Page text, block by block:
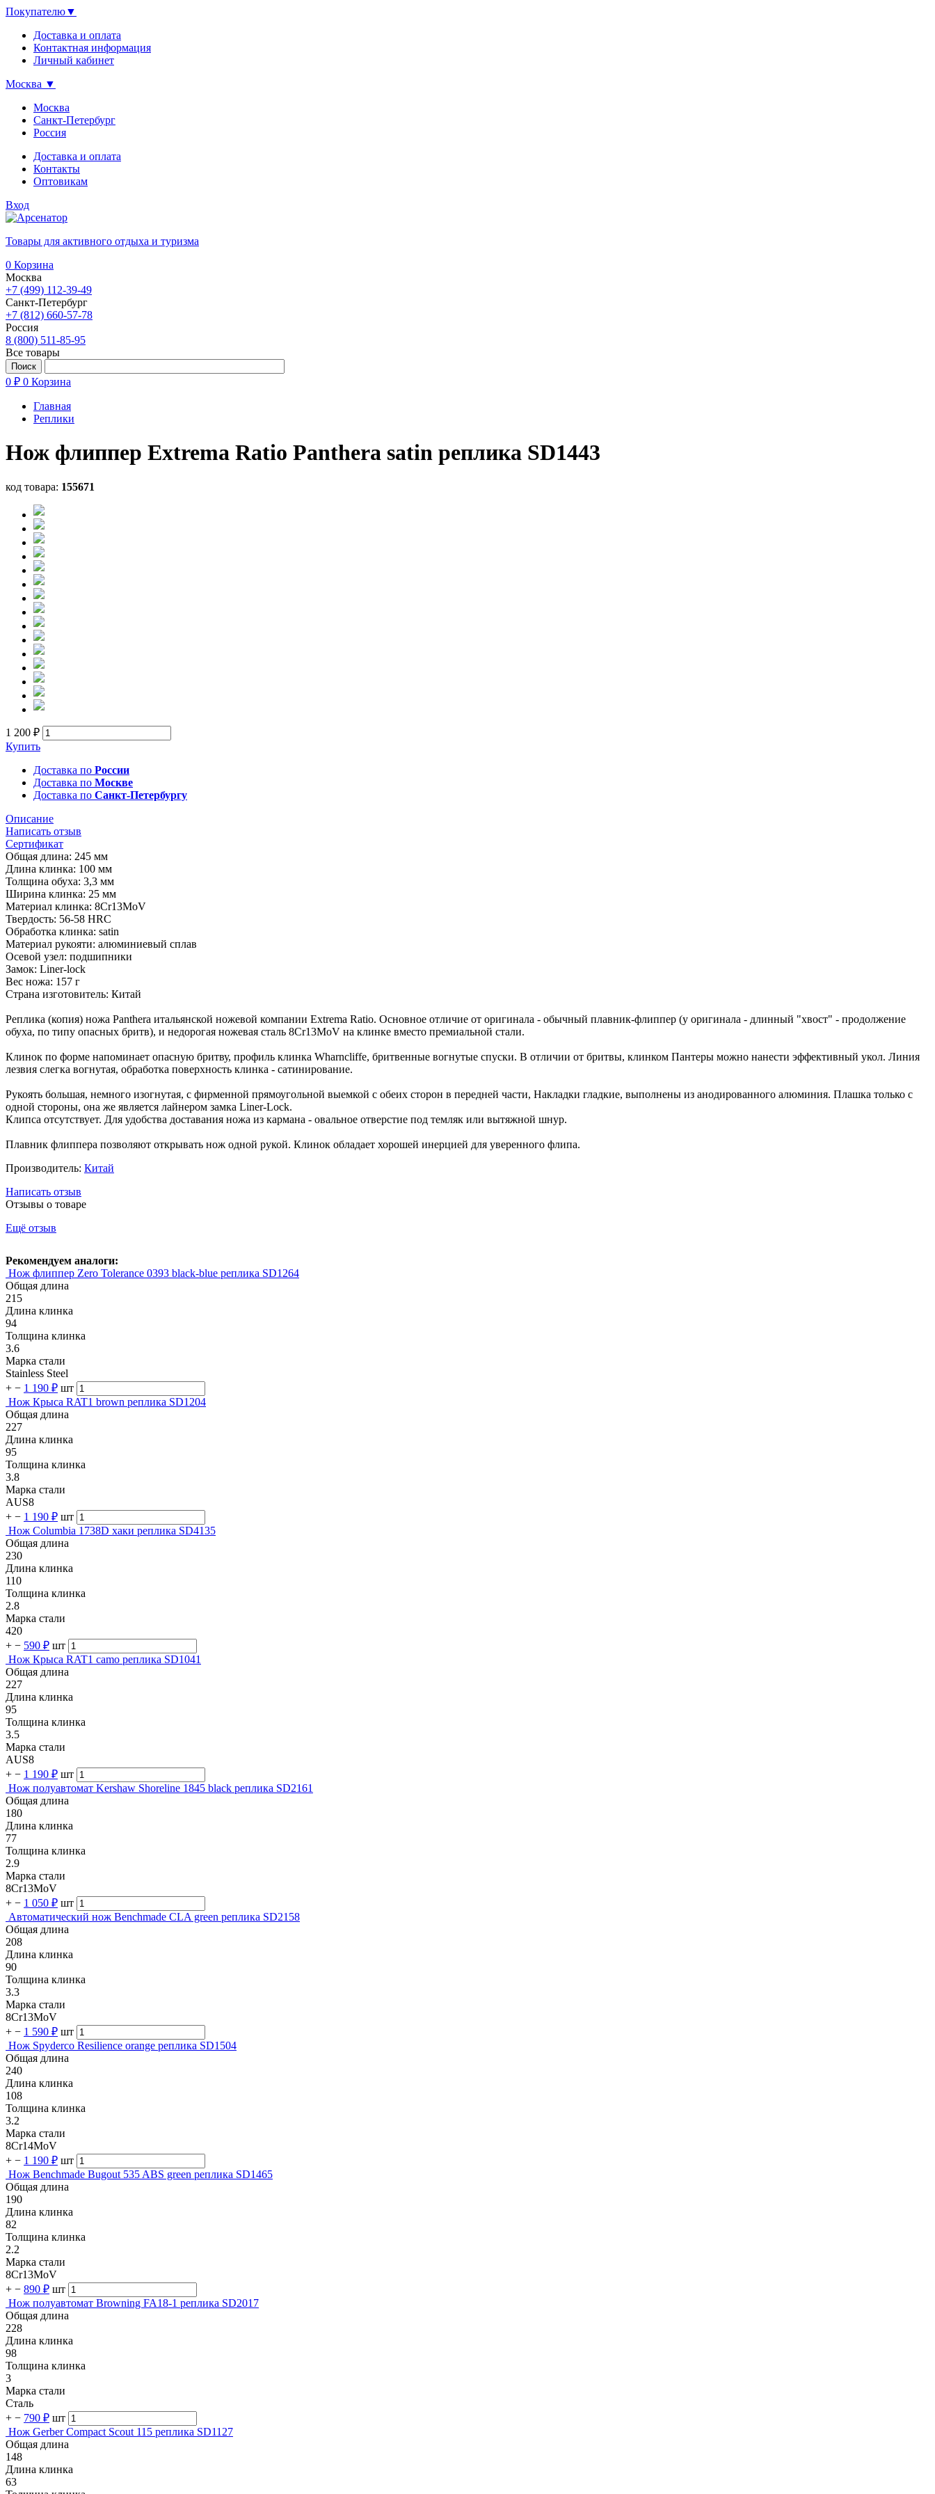
Покупателю▼
Доставка и оплата
Контактная информация
Личный кабинет
Москва ▼
Москва
Санкт-Петербург
Россия
Доставка и оплата
Контакты
Оптовикам
Вход
Товары для активного отдыха и туризма
0 Корзина
Москва
+7 (499) 112-39-49
Санкт-Петербург
+7 (812) 660-57-78
Россия
8 (800) 511-85-95
Все товары
0 ₽ 0 Корзина
Главная
Реплики
Нож флиппер Extrema Ratio Panthera satin реплика SD1443
код товара: 155671
1 200 ₽
Купить
Доставка по России
Доставка по Москве
Доставка по Санкт-Петербургу
Описание
Написать отзыв
Сертификат
Общая длина: 245 мм
Длина клинка: 100 мм
Толщина обуха: 3,3 мм
Ширина клинка: 25 мм
Материал клинка: 8Cr13MoV
Твердость: 56-58 HRC
Обработка клинка: satin
Материал рукояти: алюминиевый сплав
Осевой узел: подшипники
Замок: Liner-lock
Вес ножа: 157 г
Страна изготовитель: Китай
Реплика (копия) ножа Panthera итальянской ножевой компании Extrema Ratio. Основное отличие от оригинала - обычный плавник-флиппер (у оригинала - длинный "хвост" - продолжение
обуха, по типу опасных бритв), и недорогая ножевая сталь 8Cr13MoV на клинке вместо премиальной стали.
Клинок по форме напоминает опасную бритву, профиль клинка Wharncliffe, бритвенные вогнутые спуски. В отличии от бритвы, клинком Пантеры можно нанести эффективный укол. Линия
лезвия слегка вогнутая, обработка поверхность клинка - сатинирование.
Рукоять большая, немного изогнутая, с фирменной прямоугольной выемкой с обеих сторон в передней части, Накладки гладкие, выполнены из анодированного алюминия. Плашка только с
одной стороны, она же является лайнером замка Liner-Lock.
Клипса отсутствует. Для удобства доставания ножа из кармана - овальное отверстие под темляк или вытяжной шнур.
Плавник флиппера позволяют открывать нож одной рукой. Клинок обладает хорошей инерцией для уверенного флипа.
Производитель: Китай
Написать отзыв
Отзывы о товаре
Ещё отзыв
Рекомендуем аналоги:
Нож флиппер Zero Tolerance 0393 black-blue реплика SD1264
Общая длина
215
Длина клинка
94
Толщина клинка
3.6
Марка стали
Stainless Steel
+ − 1 190 ₽ шт
Нож Крыса RAT1 brown реплика SD1204
Общая длина
227
Длина клинка
95
Толщина клинка
3.8
Марка стали
AUS8
+ − 1 190 ₽ шт
Нож Columbia 1738D хаки реплика SD4135
Общая длина
230
Длина клинка
110
Толщина клинка
2.8
Марка стали
420
+ − 590 ₽ шт
Нож Крыса RAT1 camo реплика SD1041
Общая длина
227
Длина клинка
95
Толщина клинка
3.5
Марка стали
AUS8
+ − 1 190 ₽ шт
Нож полуавтомат Kershaw Shoreline 1845 black реплика SD2161
Общая длина
180
Длина клинка
77
Толщина клинка
2.9
Марка стали
8Cr13MoV
+ − 1 050 ₽ шт
Автоматический нож Benchmade CLA green реплика SD2158
Общая длина
208
Длина клинка
90
Толщина клинка
3.3
Марка стали
8Cr13MoV
+ − 1 590 ₽ шт
Нож Spyderco Resilience orange реплика SD1504
Общая длина
240
Длина клинка
108
Толщина клинка
3.2
Марка стали
8Cr14MoV
+ − 1 190 ₽ шт
Нож Benchmade Bugout 535 ABS green реплика SD1465
Общая длина
190
Длина клинка
82
Толщина клинка
2.2
Марка стали
8Cr13MoV
+ − 890 ₽ шт
Нож полуавтомат Browning FA18-1 реплика SD2017
Общая длина
228
Длина клинка
98
Толщина клинка
3
Марка стали
Сталь
+ − 790 ₽ шт
Нож Gerber Compact Scout 115 реплика SD1127
Общая длина
148
Длина клинка
63